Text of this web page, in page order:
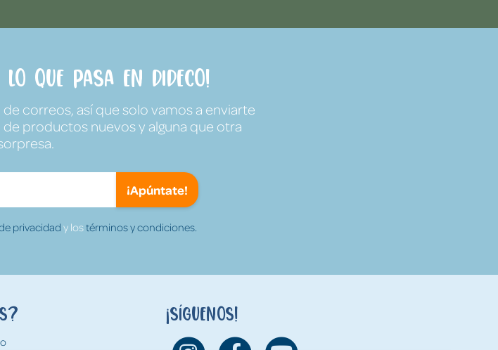
que pasa en Dideco!
correos, así que solo vamos a enviarte
productos nuevos y alguna que otra
¡Apúntate!
privacidady lostérminos y condiciones.
¡Síguenos!